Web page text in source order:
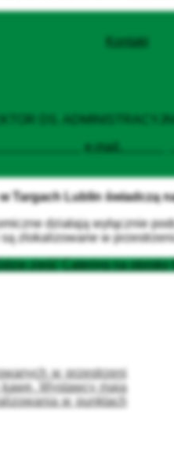
Kontakt
DS.
e-mail.
Targach Lublin świadczą
działają wyłącznie
i są zlokalizowane w
zjeść Catering na stoisko
w przestrzeni
Wystawcy mają
w punktach